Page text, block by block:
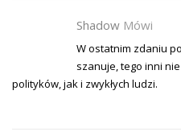
Shadow Mówi
W ostatnim zdaniu
szanuje, tego inni
polityków, jak i zwykłych ludzi.